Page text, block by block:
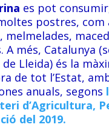
es pot
postres, com
melmelades,
A més, Catalunya
Lleida) és la
de tot l’Estat,
anuals, segons
d’Agricultura,
del 2019.